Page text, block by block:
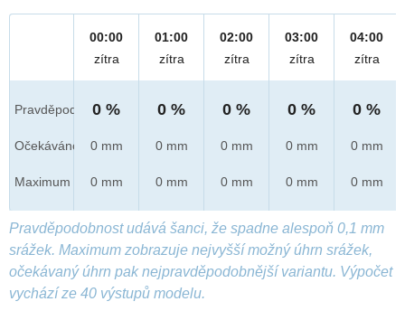
Pravděpod.
Očekáváno
Maximum
00:00
zítra
0 %
0 mm
0 mm
01:00
zítra
0 %
0 mm
0 mm
02:00
zítra
0 %
0 mm
0 mm
03:00
zítra
0 %
0 mm
0 mm
04:00
zítra
0 %
0 mm
0 mm
Pravděpodobnost udává šanci, že spadne alespoň 0,1 mm
srážek. Maximum zobrazuje nejvyšší možný úhrn srážek,
očekávaný úhrn pak nejpravděpodobnější variantu. Výpočet
vychází ze 40 výstupů modelu.